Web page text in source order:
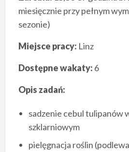
miesięcznie przy pełnym
sezonie)
Miejsce pracy: Linz
Dostępne wakaty: 6
Opis zadań:
sadzenie cebul tulipanów
szklarniowym
pielęgnacja roślin